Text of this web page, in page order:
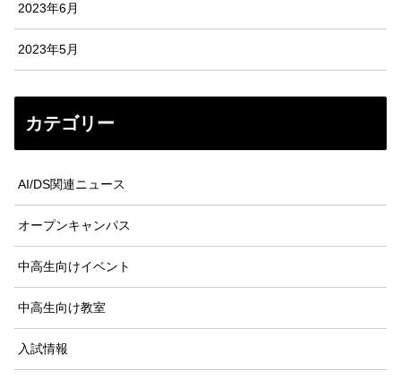
2023年6月
2023年5月
カテゴリー
AI/DS関連ニュース
オープンキャンパス
中高生向けイベント
中高生向け教室
入試情報